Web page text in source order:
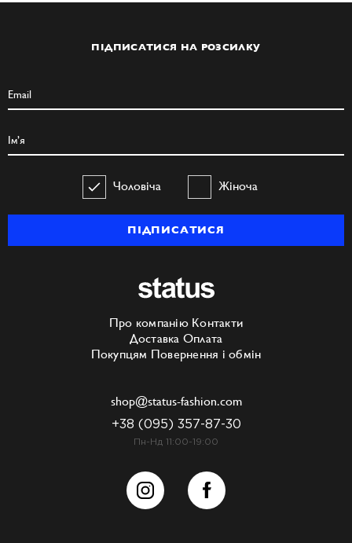
ПІДПИСАТИСЯ НА РОЗСИЛКУ
Чоловіча Жіноча
ПІДПИСАТИСЯ
Про компанію Контакти
Доставка Оплата
Покупцям Повернення і обмін
shop@status-fashion.com
+38 (095) 357-87-30
Пн-Нд 11:00-19:00